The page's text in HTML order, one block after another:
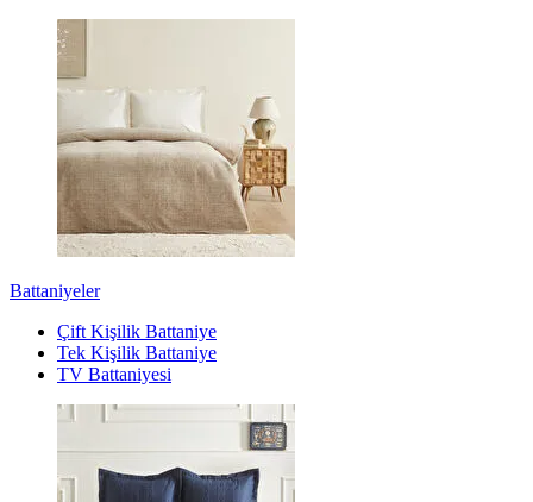
Battaniyeler
Çift Kişilik Battaniye
Tek Kişilik Battaniye
TV Battaniyesi